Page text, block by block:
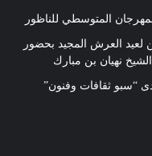
المتوسطي للناظور
لعيد العرش المجيد بحضور
نهيان بن مبارك
“سبو ثقافات وفنون”